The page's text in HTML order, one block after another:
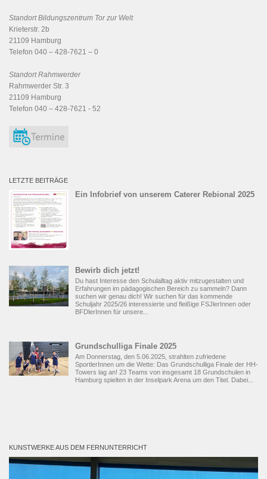
Standort Bildungszentrum Tor zur Welt
Krieterstr. 2b
21109 Hamburg
Telefon 040 – 428-7621 – 0
Standort Rahmwerder
Rahmwerder Str. 3
21109 Hamburg
Telefon 040 – 428-7621 - 52
LETZTE BEITRÄGE
Ein Infobrief von unserem Caterer Rebional 2025
Bewirb dich jetzt!
Du hast Interesse den Schulalltag aktiv mitzugestalten und
Erfahrungen im pädagogischen Bereich zu sammeln? Dann
suchen wir genau dich! Wir suchen für das kommende
Schuljahr 2025/26 interessierte und fleißige FSJlerInnen oder
BFDlerInnen für unsere...
Grundschulliga Finale 2025
Am Donnerstag, den 5.06.2025, strahlten zufriedene
SportlerInnen um die Wette: Das Grundschulliga Finale der HH-
Towers lag an! 23 Teams von insgesamt 18 Grundschulen in
Hamburg spielten in der Inselpark Arena um den Titel. Dabei...
KUNSTWERKE AUS DEM FERNUNTERRICHT